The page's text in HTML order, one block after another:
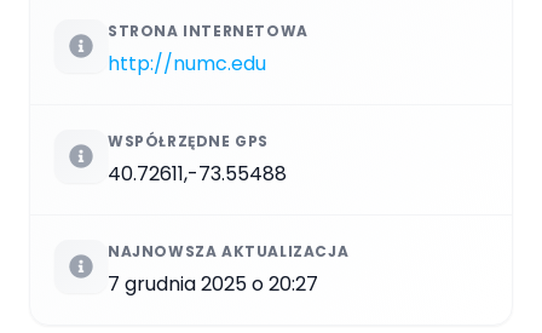
STRONA INTERNETOWA
http://numc.edu
WSPÓŁRZĘDNE GPS
40.72611,-73.55488
NAJNOWSZA AKTUALIZACJA
7 grudnia 2025 o 20:27